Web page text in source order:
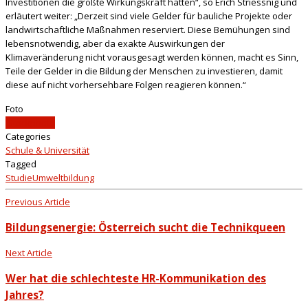
erläutert weiter: „Derzeit sind viele Gelder für bauliche Projekte oder
landwirtschaftliche Maßnahmen reserviert. Diese Bemühungen sind
lebensnotwendig, aber da exakte Auswirkungen der
Klimaveränderung nicht vorausgesagt werden können, macht es Sinn,
Teile der Gelder in die Bildung der Menschen zu investieren, damit
diese auf nicht vorhersehbare Folgen reagieren können.“
Foto
Categories
Schule & Universität
Tagged
StudieUmweltbildung
Previous Article
Bildungsenergie: Österreich sucht die Technikqueen
Next Article
Wer hat die schlechteste HR-Kommunikation des
Jahres?